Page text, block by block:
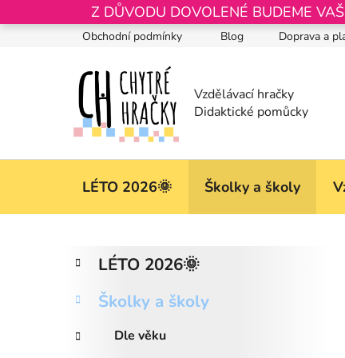
na
Z DŮVODU DOVOLENÉ BUDEME
Obchodní podmínky Blog Doprava a
LÉTO 2026🌞 Školky a školy
P
s
r
Přeskočit
kategorie
K
a
e
o
LÉTO 2026🌞
Školky a školy
Dle věku